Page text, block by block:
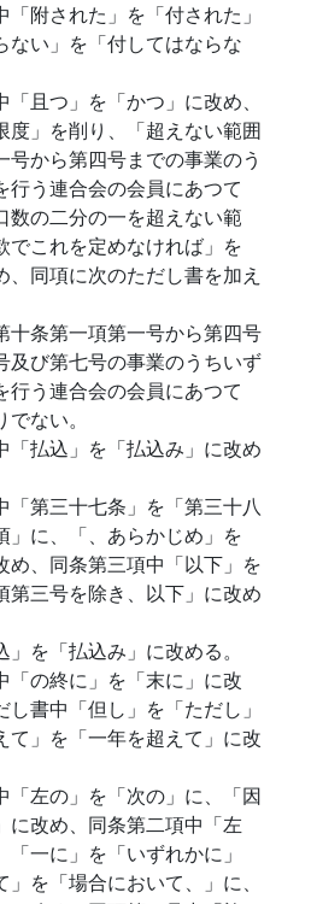
附された」を「付された」
ない」を「付してはならな
且つ」を「かつ」に改め、
度」を削り、「超えない範囲
号から第四号までの事業のう
行う連合会の会員にあつて
数の二分の一を超えない範
でこれを定めなければ」を
、同項に次のただし書を加え
十条第一項第一号から第四号
及び第七号の事業のうちいず
行う連合会の会員にあつて
ない。
「払込」を「払込み」に改め
「第三十七条」を「第三十八
」に、「、あらかじめ」を
め、同条第三項中「以下」を
第三号を除き、以下」に改め
を「払込み」に改める。
「の終に」を「末に」に改
書中「但し」を「ただし」
て」を「一年を超えて」に改
「左の」を「次の」に、「因
に改め、同条第二項中「左
一に」を「いずれかに」
を「場合において、」に、